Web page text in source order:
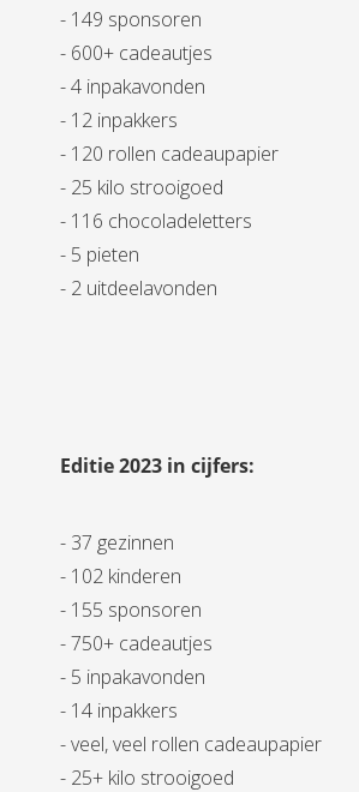
- 149 sponsoren
- 600+ cadeautjes
- 4 inpakavonden
- 12 inpakkers
- 120 rollen cadeaupapier
- 25 kilo strooigoed
- 116 chocoladeletters
- 5 pieten
- 2 uitdeelavonden
Editie 2023 in cijfers:
- 37 gezinnen
- 102 kinderen
- 155 sponsoren
- 750+ cadeautjes
- 5 inpakavonden
- 14 inpakkers
- veel, veel rollen cadeaupapier
- 25+ kilo strooigoed